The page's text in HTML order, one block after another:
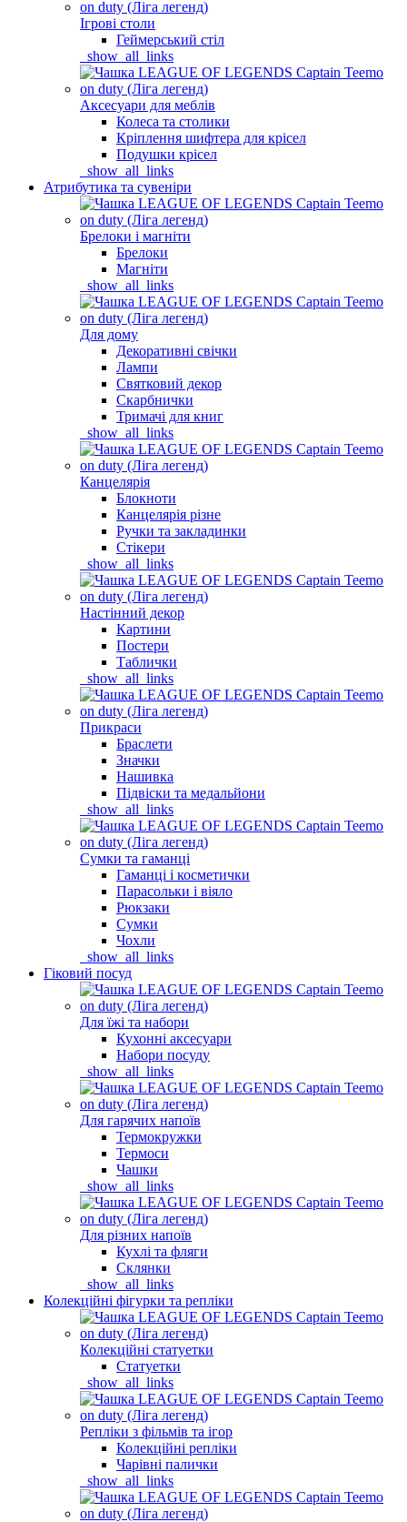
Ігрові столи
Геймерський стіл
_show_all_links
Аксесуари для меблів
Колеса та столики
Кріплення шифтера для крісел
Подушки крісел
_show_all_links
Атрибутика та сувеніри
Брелоки і магніти
Брелоки
Магніти
_show_all_links
Для дому
Декоративні свічки
Лампи
Святковий декор
Скарбнички
Тримачі для книг
_show_all_links
Канцелярія
Блокноти
Канцелярія різне
Ручки та закладинки
Стікери
_show_all_links
Настінний декор
Картини
Постери
Таблички
_show_all_links
Прикраси
Браслети
Значки
Нашивка
Підвіски та медальйони
_show_all_links
Сумки та гаманці
Гаманці і косметички
Парасольки і віяло
Рюкзаки
Сумки
Чохли
_show_all_links
Гіковий посуд
Для їжі та набори
Кухонні аксесуари
Набори посуду
_show_all_links
Для гарячих напоїв
Термокружки
Термоси
Чашки
_show_all_links
Для різних напоїв
Кухлі та фляги
Склянки
_show_all_links
Колекційні фігурки та репліки
Колекційні статуетки
Статуетки
_show_all_links
Репліки з фільмів та ігор
Колекційні репліки
Чарівні палички
_show_all_links